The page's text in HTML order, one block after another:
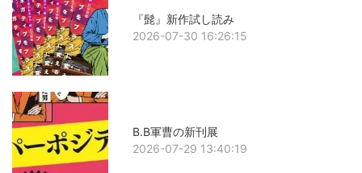
『髭』新作試し読み
2026-07-30 16:26:15
B.B軍曹の新刊展
2026-07-29 13:40:19